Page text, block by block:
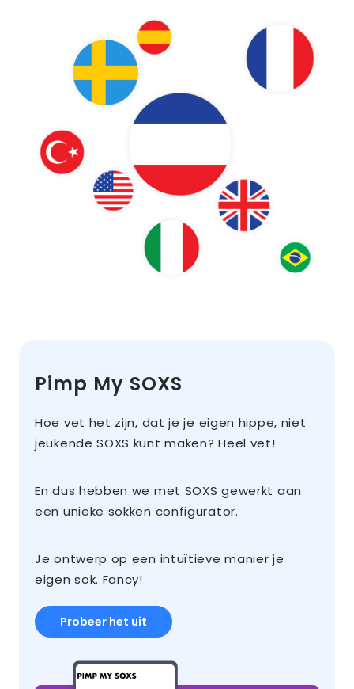
Pimp My SOXS
Hoe vet het zijn, dat je je eigen hippe, niet
jeukende SOXS kunt maken? Heel vet!
En dus hebben we met SOXS gewerkt aan
een unieke sokken configurator.
Je ontwerp op een intuïtieve manier je
eigen sok. Fancy!
Probeer het uit